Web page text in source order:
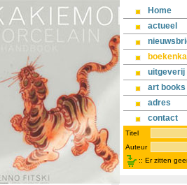
Home
actueel
uitgeverij
art books
adres
contact
Titel
Auteur
:: Er zitten